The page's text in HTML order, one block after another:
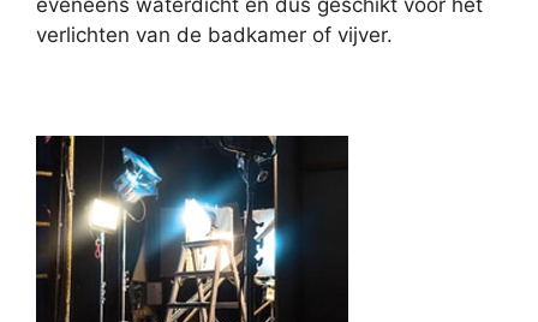
eveneens waterdicht en dus geschikt voor het
verlichten van de badkamer of vijver.